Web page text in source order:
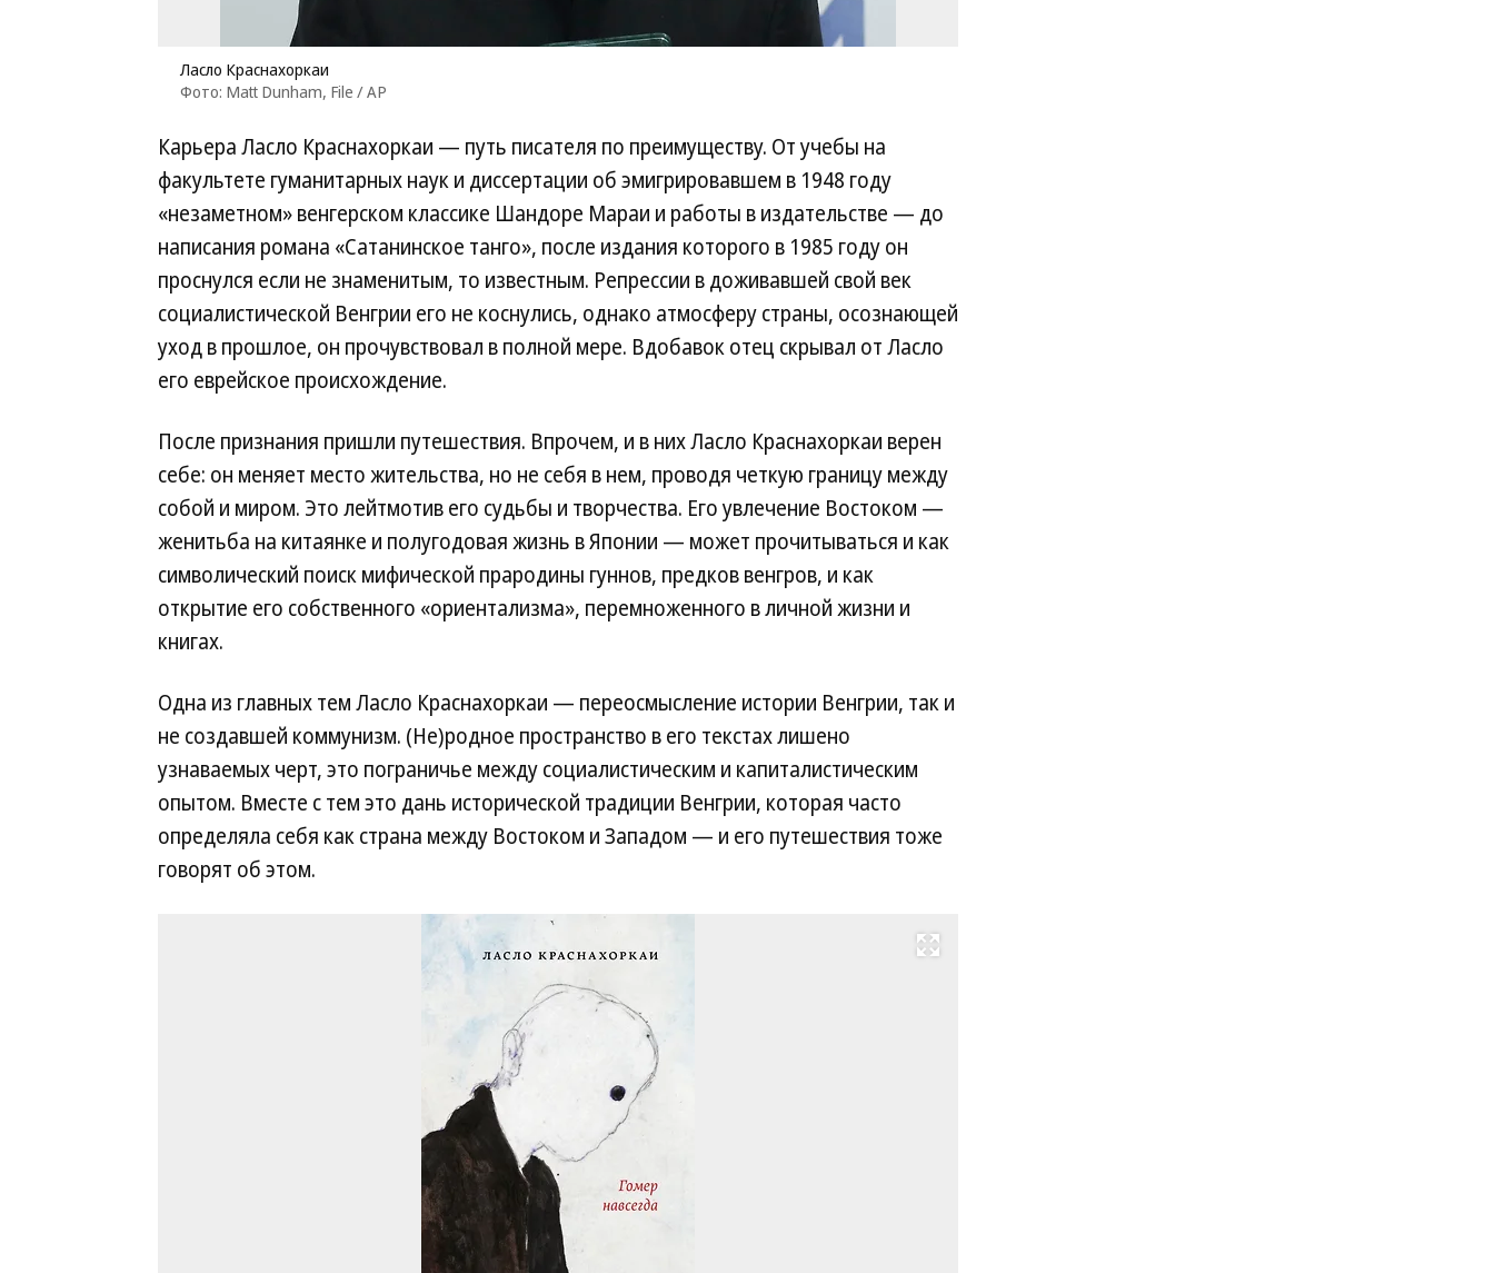
Ласло Краснахоркаи
Фото: Matt Dunham, File / AP
Карьера Ласло Краснахоркаи — путь писателя по преимуществу. От учебы на
факультете гуманитарных наук и диссертации об эмигрировавшем в 1948 году
«незаметном» венгерском классике Шандоре Мараи и работы в издательстве — до
написания романа «Сатанинское танго», после издания которого в 1985 году он
проснулся если не знаменитым, то известным. Репрессии в доживавшей свой век
социалистической Венгрии его не коснулись, однако атмосферу страны, осознающей
уход в прошлое, он прочувствовал в полной мере. Вдобавок отец скрывал от Ласло
его еврейское происхождение.
После признания пришли путешествия. Впрочем, и в них Ласло Краснахоркаи верен
себе: он меняет место жительства, но не себя в нем, проводя четкую границу между
собой и миром. Это лейтмотив его судьбы и творчества. Его увлечение Востоком —
женитьба на китаянке и полугодовая жизнь в Японии — может прочитываться и как
символический поиск мифической прародины гуннов, предков венгров, и как
открытие его собственного «ориентализма», перемноженного в личной жизни и
книгах.
Одна из главных тем Ласло Краснахоркаи — переосмысление истории Венгрии, так и
не создавшей коммунизм. (Не)родное пространство в его текстах лишено
узнаваемых черт, это пограничье между социалистическим и капиталистическим
опытом. Вместе с тем это дань исторической традиции Венгрии, которая часто
определяла себя как страна между Востоком и Западом — и его путешествия тоже
говорят об этом.
Развернуть на весь экран